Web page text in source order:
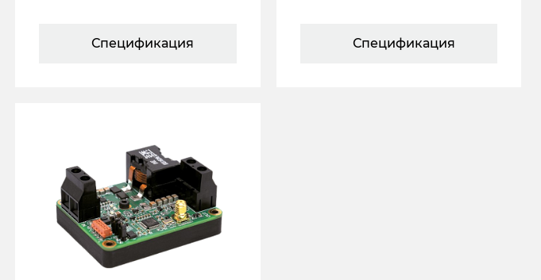
Спецификация Спецификация